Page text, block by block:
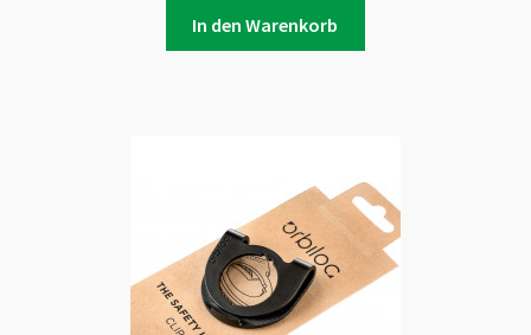
In den Warenkorb